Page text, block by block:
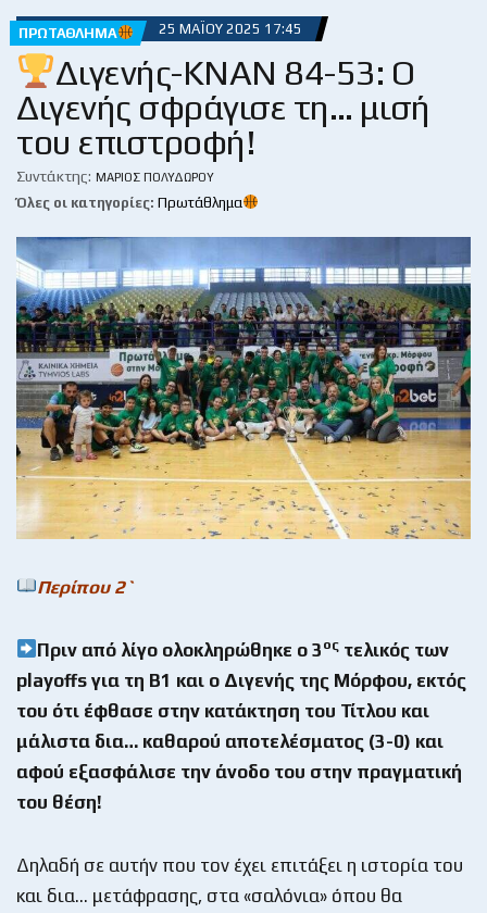
ΠΡΩΤΆΘΛΗΜΑ 25 ΜΑΪ́ΟΥ 2025 17:45
Διγενής-ΚΝΑΝ 84-53: Ο
Διγενής σφράγισε τη… μισή
του επιστροφή!
Συντάκτης: ΜΆΡΙΟΣ ΠΟΛΥΔΏΡΟΥ
Όλες οι κατηγορίες: Πρωτάθλημα
Περίπου 2`
Πριν από λίγο ολοκληρώθηκε ο 3 ος τελικός των
playoffs για τη Β1 και ο Διγενής της Μόρφου, εκτός
του ότι έφθασε στην κατάκτηση του Τίτλου και
μάλιστα δια… καθαρού αποτελέσματος (3-0) και
αφού εξασφάλισε την άνοδο του στην πραγματική
του θέση!
Δηλαδή σε αυτήν που τον έχει επιτάξει η ιστορία του
και δια… μετάφρασης, στα «σαλόνια» όπου θα